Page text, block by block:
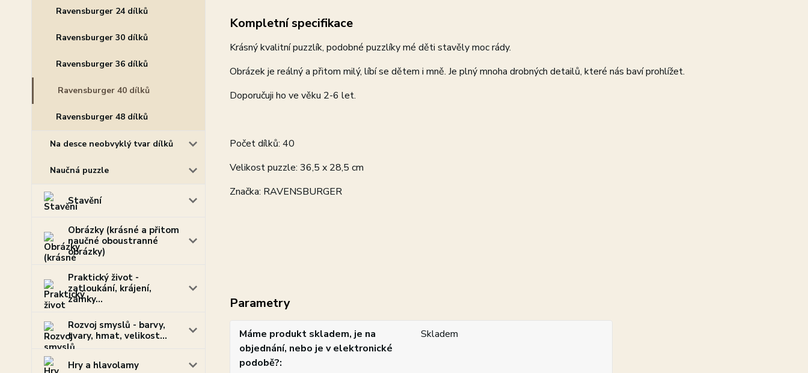
Ravensburger 24 dílků
Ravensburger 30 dílků
Ravensburger 36 dílků
Ravensburger 40 dílků
Ravensburger 48 dílků
Na desce neobvyklý tvar dílků
Naučná puzzle
Stavění
Obrázky (krásné a přitom
naučné oboustranné
obrázky)
Praktický život -
zatloukání, krájení,
zámky...
Rozvoj smyslů - barvy,
tvary, hmat, velikost...
Hry a hlavolamy
Kompletní specifikace
Krásný kvalitní puzzlík, podobné puzzlíky mé děti stavěly moc rády.
Obrázek je reálný a přitom milý, líbí se dětem i mně. Je plný mnoha drobných detailů, které nás baví prohlížet.
Doporučuji ho ve věku 2-6 let.
Počet dílků: 40
Velikost puzzle: 36,5 x 28,5 cm
Značka: RAVENSBURGER
Parametry
Máme produkt skladem, je na
objednání, nebo je v elektronické
podobě?
Skladem